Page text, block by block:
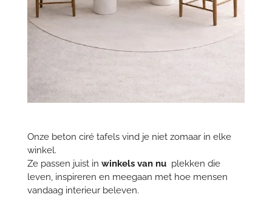
Onze beton ciré tafels vind je niet zomaar in elke
winkel.
Ze passen juist in winkels van nuplekken die
leven, inspireren en meegaan met hoe mensen
vandaag interieur beleven.